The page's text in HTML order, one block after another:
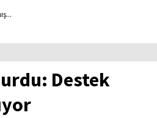
Destek